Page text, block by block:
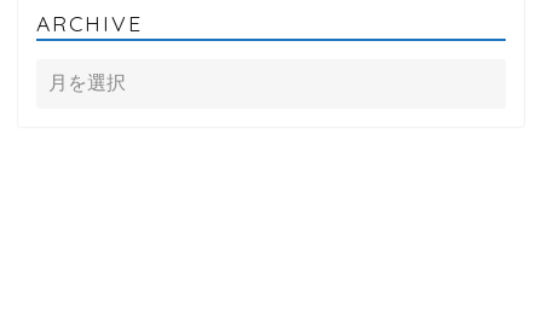
ARCHIVE